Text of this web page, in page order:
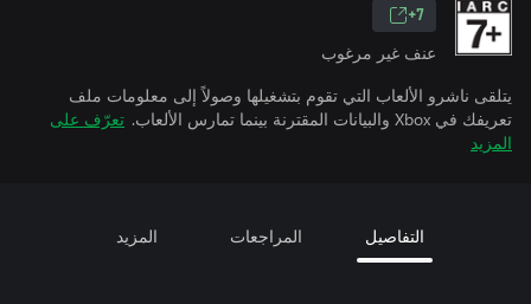
7+
عنف غير مرغوب
يتلقى ناشرو الألعاب التي تقوم بتشغيلها وصولاً إلى معلومات ملف
تعريفك في Xbox والبيانات المقترنة بينما تمارس الألعاب.
تعرّف على
المزيد
التفاصيل المراجعات المزيد